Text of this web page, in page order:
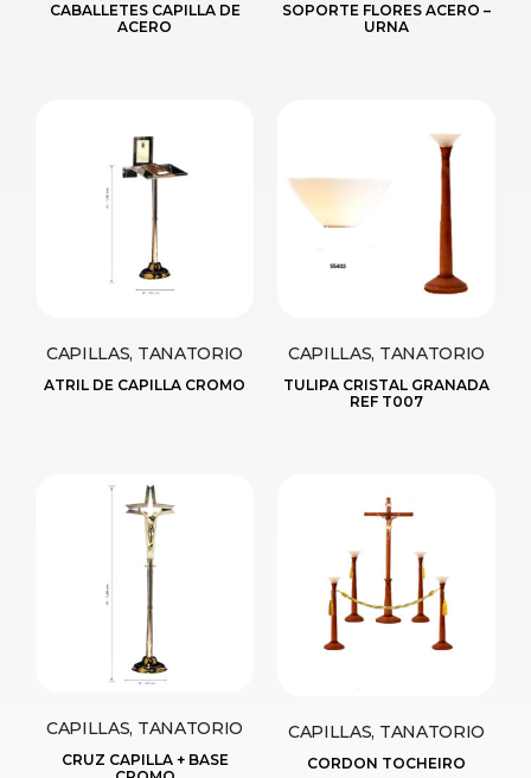
CABALLETES CAPILLA DE
ACERO
SOPORTE FLORES ACERO –
URNA
CAPILLAS, TANATORIO
ATRIL DE CAPILLA CROMO
CAPILLAS, TANATORIO
TULIPA CRISTAL GRANADA
REF T007
CAPILLAS, TANATORIO
CRUZ CAPILLA + BASE
CAPILLAS, TANATORIO
CORDON TOCHEIRO